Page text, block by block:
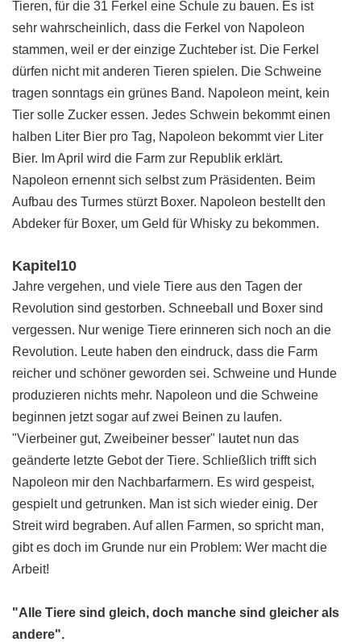
Tieren, für die 31 Ferkel eine Schule zu bauen. Es ist
sehr wahrscheinlich, dass die Ferkel von Napoleon
stammen, weil er der einzige Zuchteber ist. Die Ferkel
dürfen nicht mit anderen Tieren spielen. Die Schweine
tragen sonntags ein grünes Band. Napoleon meint, kein
Tier solle Zucker essen. Jedes Schwein bekommt einen
halben Liter Bier pro Tag, Napoleon bekommt vier Liter
Bier. Im April wird die Farm zur Republik erklärt.
Napoleon ernennt sich selbst zum Präsidenten. Beim
Aufbau des Turmes stürzt Boxer. Napoleon bestellt den
Abdeker für Boxer, um Geld für Whisky zu bekommen.
Kapitel10
Jahre vergehen, und viele Tiere aus den Tagen der
Revolution sind gestorben. Schneeball und Boxer sind
vergessen. Nur wenige Tiere erinneren sich noch an die
Revolution. Leute haben den eindruck, dass die Farm
reicher und schöner geworden sei. Schweine und Hunde
produzieren nichts mehr. Napoleon und die Schweine
beginnen jetzt sogar auf zwei Beinen zu laufen.
"Vierbeiner gut, Zweibeiner besser" lautet nun das
geänderte letzte Gebot der Tiere. Schließlich trifft sich
Napoleon mir den Nachbarfarmern. Es wird gespeist,
gespielt und getrunken. Man ist sich wieder einig. Der
Streit wird begraben. Auf allen Farmen, so spricht man,
gibt es doch im Grunde nur ein Problem: Wer macht die
Arbeit!
"Alle Tiere sind gleich, doch manche sind gleicher als
andere".